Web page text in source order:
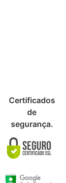
Certificados
de
segurança.